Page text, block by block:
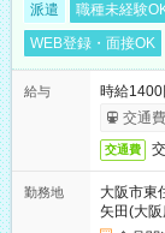
派遣 職種未経験
WEB登録・面接OK
給与
時給1400
交通
交通費
勤務地
大阪市東
矢田(大